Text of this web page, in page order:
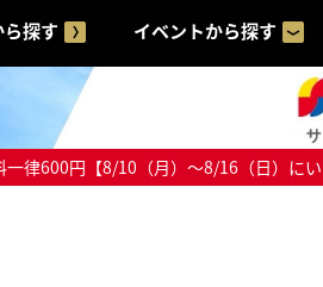
探す イベントから探す
律600円【8/10（月）～8/16（日）に